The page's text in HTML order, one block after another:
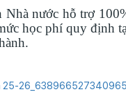
Nhà nước hỗ trợ
học phí quy định
25-